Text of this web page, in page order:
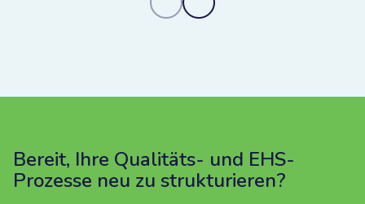
Bereit, Ihre Qualitäts- und EHS-
Prozesse neu zu strukturieren?